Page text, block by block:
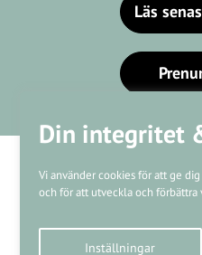
Din integritet
Vi använder cookies för att ge
och för att utveckla och förbättra
Inställningar
Läs